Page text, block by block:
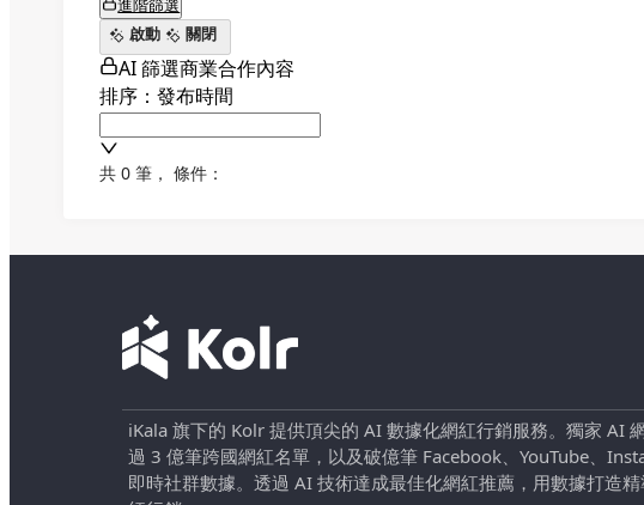
進階篩選
啟動
關閉
AI 篩選商業合作內容
排序：發布時間
共 0 筆 ， 條件：
iKala 旗下的 Kolr 提供頂尖的 AI 數據化網紅行銷服務。獨家 AI
過 3 億筆跨國網紅名單，以及破億筆 Facebook、YouTube、
即時社群數據。透過 AI 技術達成最佳化網紅推薦，用數據打造